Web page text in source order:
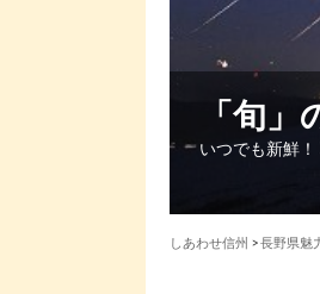
「旬
いつでも新鮮
しあわせ信州 >長野県魅